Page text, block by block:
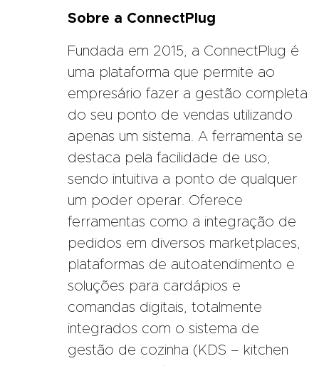
Sobre a ConnectPlug
Fundada em 2015, a ConnectPlug é
uma plataforma que permite ao
empresário fazer a gestão completa
do seu ponto de vendas utilizando
apenas um sistema. A ferramenta se
destaca pela facilidade de uso,
sendo intuitiva a ponto de qualquer
um poder operar. Oferece
ferramentas como a integração de
pedidos em diversos marketplaces,
plataformas de autoatendimento e
soluções para cardápios e
comandas digitais, totalmente
integrados com o sistema de
gestão de cozinha (KDS – kitchen